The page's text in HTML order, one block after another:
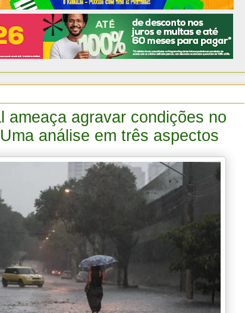
ameaça agravar condições no
análise em três aspectos